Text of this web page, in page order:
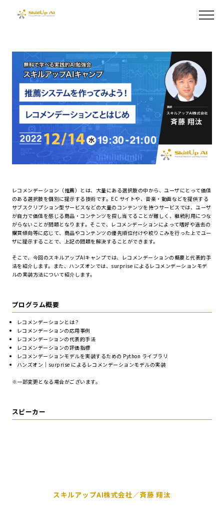
レコメンデーション（推薦）とは、大量にある選択肢の中から、ユーザにとって価値
のある選択肢を個別に提示する技術です。EC サイトや、音楽・動画などを提供する
サブスクリプション型サービスなどの大量のコンテンツを持つサービスでは、ユーザ
が自力で価値を感じる商品・コンテンツを探し当てることが難しく、継続利用につな
がらないことが問題となります。そこで、レコメンデーションによって嗜好や過去の
購買傾向等に応じて、商品やコンテンツの優先順位付けや絞りこみを行った上でユー
ザに提示することで、上記の問題を解決することができます。
そこで、今回のスキルアップAIキャンプでは、レコメンデーションの概要と代表的手
法を紹介します。また、ハンズオンでは、surprise によるレコメンデーションモデ
ルの実装方法について紹介します。
プログラム概要
レコメンデーションとは？
レコメンデーションの応用事例
レコメンデーションの代表的手法
レコメンデーションの評価指標
レコメンデーションモデルを実装するための Python ライブラリ
ハンズオン｜surprise によるレコメンデーションモデルの実装
※一部変更となる場合がございます。
スピーカー
スキルアップAI株式会社／斉藤 翔汰